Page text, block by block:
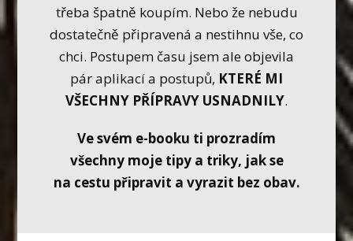
třeba špatně koupím. Nebo že nebudu
dostatečně připravená a nestihnu vše, co
chci. Postupem času jsem ale objevila
pár aplikací a postupů, KTERÉ MI
VŠECHNY PŘÍPRAVY USNADNILY.
Ve svém e-booku ti prozradím
všechny moje tipy a triky, jak se
na cestu připravit a vyrazit bez obav.